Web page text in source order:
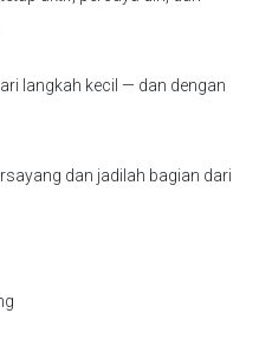
langkah kecil — dan dengan
dan jadilah bagian dari